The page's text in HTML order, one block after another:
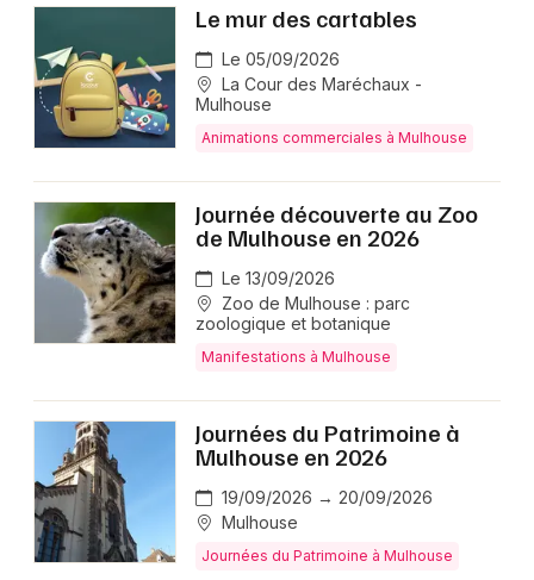
Le mur des cartables
Le 05/09/2026
La Cour des Maréchaux -
Mulhouse
Animations commerciales à Mulhouse
Journée découverte au Zoo
de Mulhouse en 2026
Le 13/09/2026
Zoo de Mulhouse : parc
zoologique et botanique
Manifestations à Mulhouse
Journées du Patrimoine à
Mulhouse en 2026
19/09/2026 → 20/09/2026
Mulhouse
Journées du Patrimoine à Mulhouse